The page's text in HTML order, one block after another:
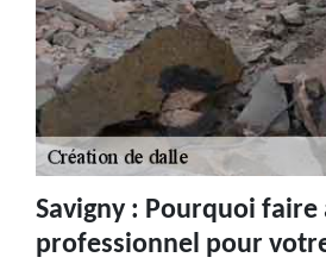
Savigny : Pourquoi faire
professionnel pour